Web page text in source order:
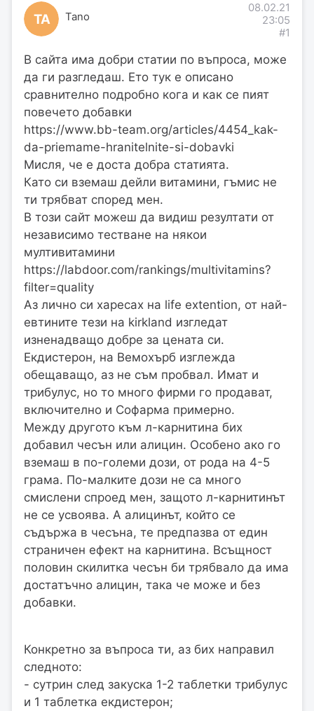
TA Tano
08.02.21
23:05
#1
В сайта има добри статии по въпроса, може
да ги разгледаш. Ето тук е описано
сравнително подробно кога и как се пият
повечето добавки
https://www.bb-team.org/articles/4454_kak-
da-priemame-hranitelnite-si-dobavki
Мисля, че е доста добра статията.
Като си вземаш дейли витамини, гъмис не
ти трябват според мен.
В този сайт можеш да видиш резултати от
независимо тестване на някои
мултивитамини
https://labdoor.com/rankings/multivitamins?
filter=quality
Аз лично си харесах на life extention, от най-
евтините тези на kirkland изгледат
изненадващо добре за цената си.
Екдистерон, на Вемохърб изглежда
обещаващо, аз не съм пробвал. Имат и
трибулус, но то много фирми го продават,
включително и Софарма примерно.
Между другото към л-карнитина бих
добавил чесън или алицин. Особено ако го
вземаш в по-големи дози, от рода на 4-5
грама. По-малките дози не са много
смислени спроед мен, защото л-карнитинът
не се усвоява. А алицинът, който се
съдържа в чесъна, те предпазва от един
страничен ефект на карнитина. Всъщност
половин скилитка чесън би трябвало да има
достатъчно алицин, така че може и без
добавки.
Конкретно за въпроса ти, аз бих направил
следното:
- сутрин след закуска 1-2 таблетки трибулус
и 1 таблетка екдистерон;